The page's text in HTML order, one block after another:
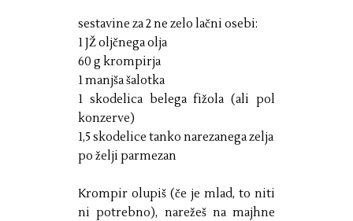
sestavine za 2 ne zelo lačni osebi:
1 JŽ oljčnega olja
60 g krompirja
1 manjša šalotka
1 skodelica belega fižola (ali pol
konzerve)
1,5 skodelice tanko narezanega zelja
po želji parmezan
Krompir olupiš (če je mlad, to niti
ni potrebno), narežeš na majhne